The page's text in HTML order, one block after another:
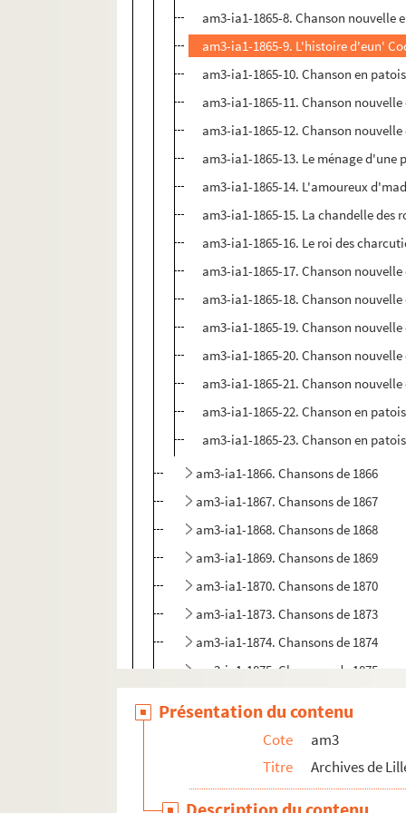
am3-ia1-1865-8. Chanson nouvelle
am3-ia1-1865-9. L'histoire d'eun'
am3-ia1-1865-10. Chanson en
am3-ia1-1865-11. Chanson
am3-ia1-1865-12. Chanson
am3-ia1-1865-13. Le ménage d'une
am3-ia1-1865-14. L'amoureux
am3-ia1-1865-15. La chandelle des
am3-ia1-1865-16. Le roi des
am3-ia1-1865-17. Chanson
am3-ia1-1865-18. Chanson
am3-ia1-1865-19. Chanson
am3-ia1-1865-20. Chanson
am3-ia1-1865-21. Chanson
am3-ia1-1865-22. Chanson en
am3-ia1-1865-23. Chanson en
am3-ia1-1866. Chansons de 1866
am3-ia1-1867. Chansons de 1867
am3-ia1-1868. Chansons de 1868
am3-ia1-1869. Chansons de 1869
am3-ia1-1870. Chansons de 1870
am3-ia1-1873. Chansons de 1873
am3-ia1-1874. Chansons de 1874
am3-ia1-1875. Chansons de 1875
Présentation du contenu
Cote
am3
Titre
Archives de